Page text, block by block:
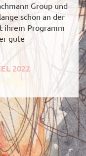
Group und
schon an der
ihrem Programm
gute
2022